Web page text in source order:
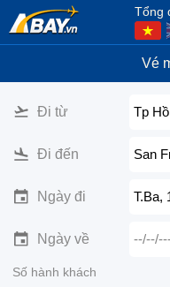
Tổng
Vé
Đi từ Tp
Đi đến San
Ngày đi T.Ba,
Ngày về
Số hành khách